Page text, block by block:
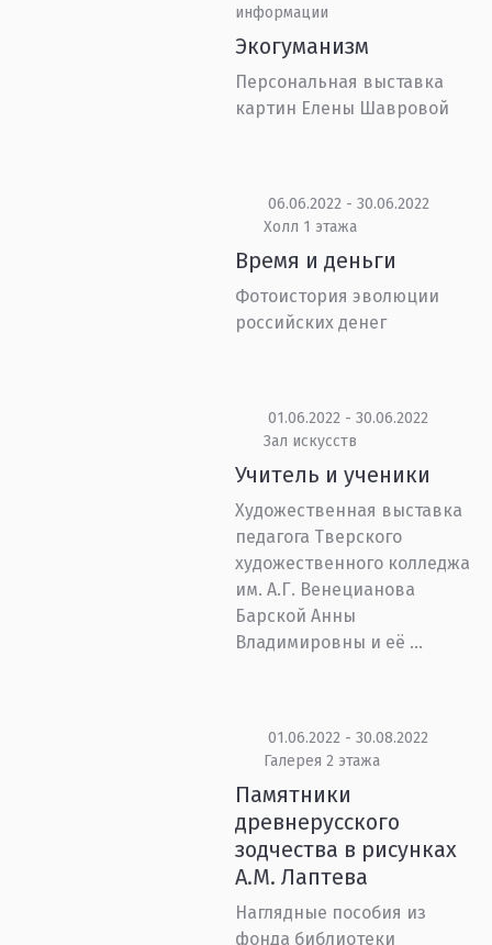
информации
Экогуманизм
Персональная выставка
картин Елены Шавровой
06.06.2022 - 30.06.2022
Холл 1 этажа
Время и деньги
Фотоистория эволюции
российских денег
01.06.2022 - 30.06.2022
Зал искусств
Учитель и ученики
Художественная выставка
педагога Тверского
художественного колледжа
им. А.Г. Венецианова
Барской Анны
Владимировны и её ...
01.06.2022 - 30.08.2022
Галерея 2 этажа
Памятники
древнерусского
зодчества в рисунках
А.М. Лаптева
Наглядные пособия из
фонда библиотеки